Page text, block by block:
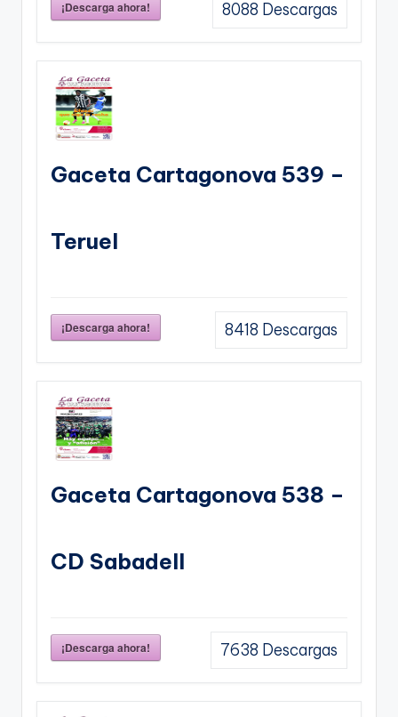
¡Descarga ahora! 8088 Descargas
Gaceta Cartagonova 539 –
Teruel
¡Descarga ahora! 8418 Descargas
Gaceta Cartagonova 538 –
CD Sabadell
¡Descarga ahora! 7638 Descargas